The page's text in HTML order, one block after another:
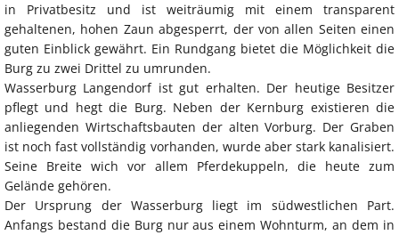
in Privatbesitz und ist weiträumig mit einem transparent
gehaltenen, hohen Zaun abgesperrt, der von allen Seiten einen
guten Einblick gewährt. Ein Rundgang bietet die Möglichkeit die
Burg zu zwei Drittel zu umrunden.
Wasserburg Langendorf ist gut erhalten. Der heutige Besitzer
pflegt und hegt die Burg. Neben der Kernburg existieren die
anliegenden Wirtschaftsbauten der alten Vorburg. Der Graben
ist noch fast vollständig vorhanden, wurde aber stark kanalisiert.
Seine Breite wich vor allem Pferdekuppeln, die heute zum
Gelände gehören.
Der Ursprung der Wasserburg liegt im südwestlichen Part.
Anfangs bestand die Burg nur aus einem Wohnturm, an dem in